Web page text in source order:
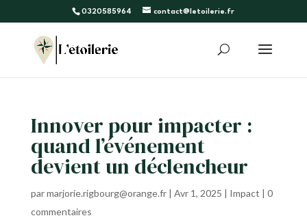
0320585964 contact@letoilerie.fr
Innover pour impacter :
quand l’événement
devient un déclencheur
parmarjorie.rigbourg@orange.fr| Avr 1, 2025 | Impact | 0
commentaires